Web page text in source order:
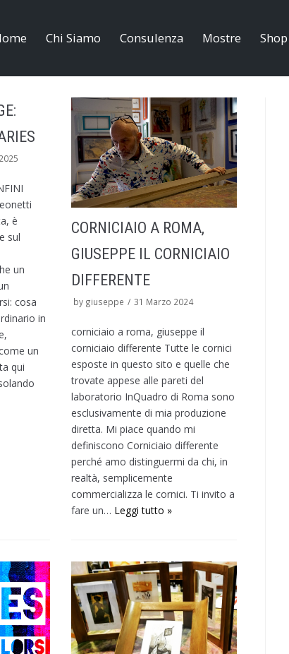
Chi Siamo Consulenza Mostre Shop
è
sul
un
cosa
in
un
qui
CORNICIAIO A ROMA,
GIUSEPPE IL CORNICIAIO
DIFFERENTE
by giuseppe 31 Marzo 2024
corniciaio a roma, giuseppe il
corniciaio differente Tutte le cornici
esposte in questo sito e quelle che
trovate appese alle pareti del
laboratorio InQuadro di Roma sono
esclusivamente di mia produzione
diretta. Mi piace quando mi
definiscono Corniciaio differente
perché amo distinguermi da chi, in
realtà, semplicemente
commercializza le cornici. Ti invito a
fare un… Leggi tutto »